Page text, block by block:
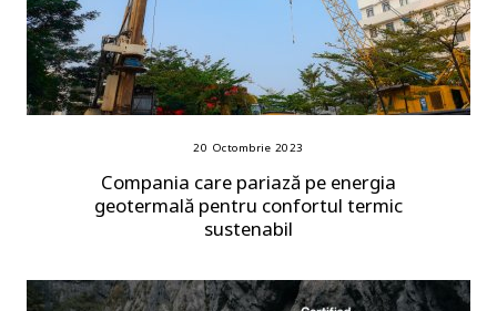
20 Octombrie 2023
Compania care pariază pe energia
geotermală pentru confortul termic
sustenabil